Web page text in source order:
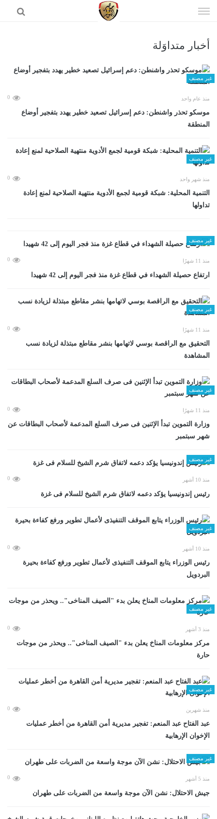
الى
أخبار متداوَلة
غير مصنف
منذ عام واحد 0
موسكو تحذر واشنطن: دعم إسرائيل تصعيد خطير يهدد بتفجير أوضاع
المنطقة
غير مصنف
منذ شهر واحد 0
التنمية المحلية: شبكة قومية لجمع الأدوية منتهية الصلاحية لمنع إعادة
تداولها
غير مصنف
منذ 11 شهرًا 0
ارتفاع حصيلة الشهداء في قطاع غزة منذ فجر اليوم إلى 42 شهيدا
غير مصنف
منذ 11 شهرًا 0
التحقيق مع الراقصة بوسي لاتهامها بنشر مقاطع مبتذلة لزيادة نسب
المشاهدة
غير مصنف
منذ 11 شهرًا 0
وزارة التموين تبدأ الإثنين فى صرف السلع المدعمة لأصحاب البطاقات عن
شهر سبتمبر
غير مصنف
منذ 10 أشهر 0
رئيس إندونيسيا يؤكد دعمه لاتفاق شرم الشيخ للسلام فى غزة
غير مصنف
منذ 10 أشهر 0
رئيس الوزراء يتابع الموقف التنفيذى لأعمال تطوير ورفع كفاءة بحيرة
البردويل
غير مصنف
منذ 3 أشهر 0
مركز معلومات المناخ يعلن بدء "الصيف المناخى".. ويحذر من موجات
حارة
غير مصنف
منذ شهرين 0
عبد الفتاح عبد المنعم: تفجير مديرية أمن القاهرة من أخطر عمليات
الإخوان الإرهابية
غير مصنف
منذ 5 أشهر 0
جيش الاحتلال: نشن الآن موجة واسعة من الضربات على طهران